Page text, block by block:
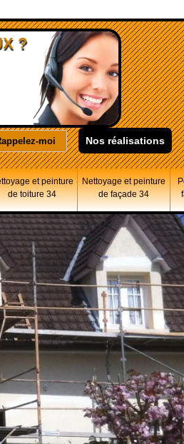
?
Nos réalisations
et peinture
de toiture 34
Nettoyage et peinture
de façade 34